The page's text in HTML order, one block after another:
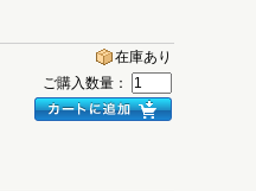
在庫あり
ご購入数量：